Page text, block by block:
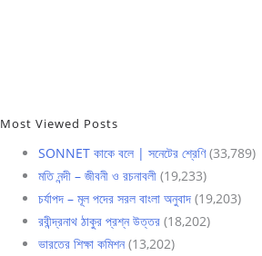
Most Viewed Posts
SONNET কাকে বলে | সনেটের শ্রেণি (33,789)
মতি নন্দী – জীবনী ও রচনাবলী (19,233)
চর্যাপদ – মূল পদের সরল বাংলা অনুবাদ (19,203)
রবীন্দ্রনাথ ঠাকুর প্রশ্ন উত্তর (18,202)
ভারতের শিক্ষা কমিশন (13,202)